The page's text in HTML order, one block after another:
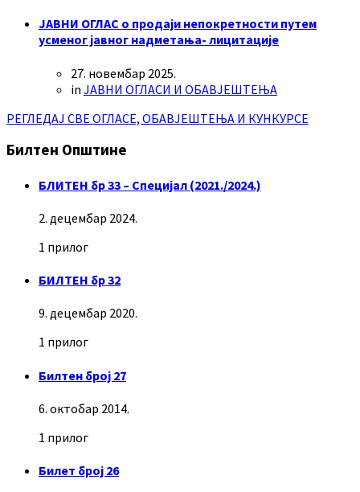
ЈАВНИ ОГЛАС о продаји непокретности путем
усменог јавног надметања- лицитације
27. новембар 2025.
in ЈАВНИ ОГЛАСИ И ОБАВЈЕШТЕЊА
РЕГЛЕДАЈ СВЕ ОГЛАСЕ, ОБАВЈЕШТЕЊА И КУНКУРСЕ
Билтен Општине
БЛИТЕН бр 33 – Специјал (2021./2024.)
2. децембар 2024.
1 прилог
БИЛТЕН бр 32
9. децембар 2020.
1 прилог
Билтен број 27
6. октобар 2014.
1 прилог
Билет број 26